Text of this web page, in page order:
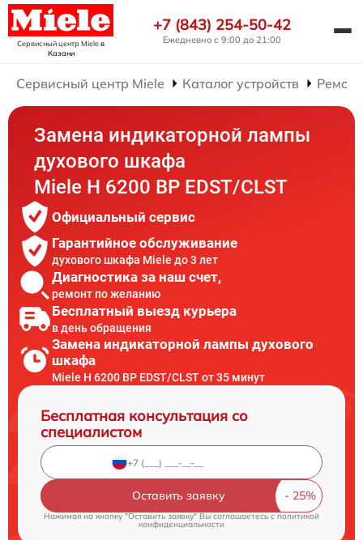
Сервисный центр Mieleв
Казани
+7 (843) 254-50-42
Ежедневно с 9:00 до 21:00
Сервисный центр Miele Каталог устройств
Замена индикаторной лампы
духового шкафа
Miele H 6200 BP EDST/CLST
Официальный сервис
Гарантийное обслуживание
духового шкафа Miele до 3 лет
Диагностика за наш счет,
ремонт по желанию
Бесплатный выезд курьера
в день обращения
Замена индикаторной лампы духового
шкафа
Miele H 6200 BP EDST/CLST от 35 минут
Бесплатная консультация со
специалистом
Оставить заявку
Нажимая на кнопку "Оставить заявку" Вы соглашаетесь cполитикой
конфиденциальности